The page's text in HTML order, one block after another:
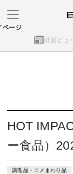
紙面ビュ
ページ
HOT
ー食品）
調理品・コメまわり品